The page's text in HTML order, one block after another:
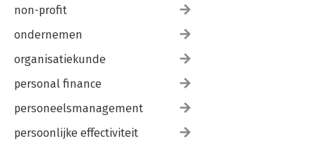
non-profit
ondernemen
organisatiekunde
personal finance
personeelsmanagement
persoonlijke effectiviteit